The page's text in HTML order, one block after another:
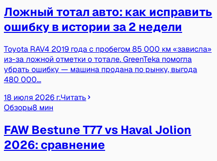
Ложный тотал авто: как исправить
ошибку в истории за 2 недели
Toyota RAV4 2019 года с пробегом 85 000 км «зависла»
из-за ложной отметки о тотале. GreenTeka помогла
убрать ошибку — машина продана по рынку, выгода
480 000…
18 июля 2026 г.Читать
Обзоры8 мин
FAW Bestune T77 vs Haval Jolion
2026: сравнение